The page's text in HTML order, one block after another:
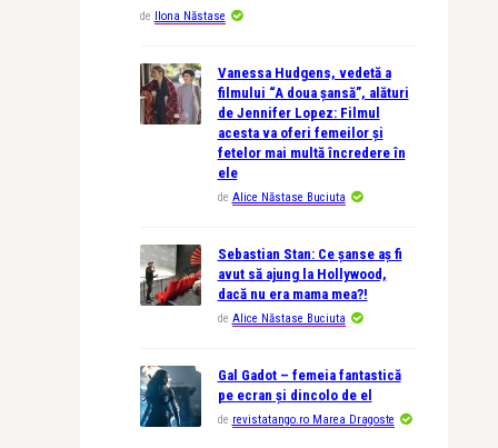
de Ilona Năstase
Vanessa Hudgens, vedetă a
filmului “A doua șansă”, alături
de Jennifer Lopez: Filmul
acesta va oferi femeilor și
fetelor mai multă încredere în
ele
de Alice Năstase Buciuta
Sebastian Stan: Ce șanse aș fi
avut să ajung la Hollywood,
dacă nu era mama mea?!
de Alice Năstase Buciuta
Gal Gadot – femeia fantastică
pe ecran și dincolo de el
de revistatango.ro Marea Dragoste